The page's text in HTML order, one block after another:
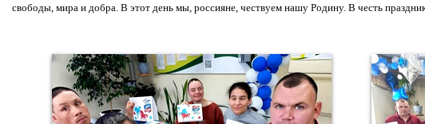
свободы, мира и добра. В этот день мы, россияне, чествуем нашу Родину. В честь